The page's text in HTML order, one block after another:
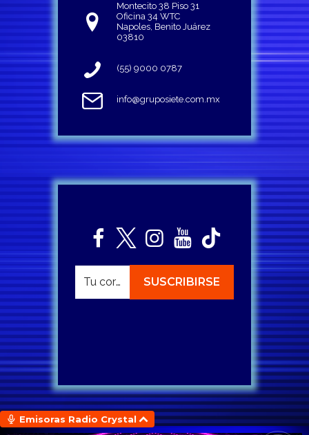
Montecito 38 Piso 31
Oficina 34 WTC
Napoles, Benito Juárez
03810
(55) 9000 0787
info@gruposiete.com.mx
Emisoras Radio Crystal